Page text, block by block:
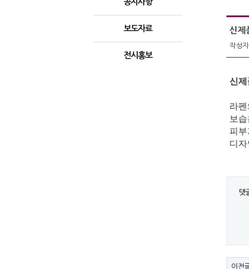
공지사항
보도자료
전시홍보
신제
작성자
신
라
보
피
디자
댓
이전